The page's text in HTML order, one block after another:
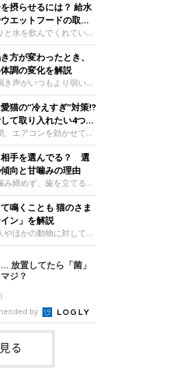
摂らせるには？ 給水
エットフードの取り
水を飲んでくれていま
コンで室内が涼しいこ
り水を飲まないこと
摂らせるためには、給
、フードから水分を摂
があります。今回は獣医
、猫に水分を摂らせるた
きる工夫を教えていただ
高さを愛猫の好みにね
真ギャラリー水飲みボウ
むときに頭が胃より下
定すると飲みやすいで
り曲げずに済むため、
方が変わったとき、
調の変化を解説
声がいつもより弱い、
く鳴くなど、ふだんと違
があります。 そんなと
ような様子を確認したら
暑い日に猫の鳴き方が
や注意したい体調の変化
のきもち獣医師相談室
いました。 鳴き方の
、全身の様子も確認し
稿写真ギャラリー猫の鳴
、暑さと関係している
あります。 ただ、鳴
めるのは難しく、体調
猫の“冷えすぎ”対策⁉
て取り入れたい4つの
エアコンを効かせて室
ね。しかし、人にとって
猫にとっては温度が低
対策と並行して、冷え
りと行うことが大切で
の重本仁先生に、猫の冷
対策を教えていただき
の効いていない部屋に
するねこのきもち投稿
が寒いと感じたときに、
いていない部屋や廊下
きるように、ドアは猫
相手を選んでる？ 選
向と甘噛みの理由
締めず、歯を立てる程
。遊びやスキンシップの
がありますが、同じ家
に違いがあると感じる
ちWEB MAGAZINEで
ちにアンケートを実施
する相手を選んでいると
もらいました。また、
相談室の原駿太朗先生
噛みする相手を選んで
相をお聞きします。約6
「甘噛みする相手を選ん
た※2026年5月実施
鳴くことも 猫のさま
ン」を解説
ほかの動物に対してあ
に見える猫。しかし、実
猫も少なくありませ
出している“甘えサイ
科学大学生命環境学部
学科准教授の加隈良枝
だきました。鳴くのは、
インねこのきもち投稿写
と、子猫が親猫に対し
ときに鳴き声を使いま
ニャー」よりもややか細
た鳴き声になります
放置してたら「菌」
ジ？
by
る